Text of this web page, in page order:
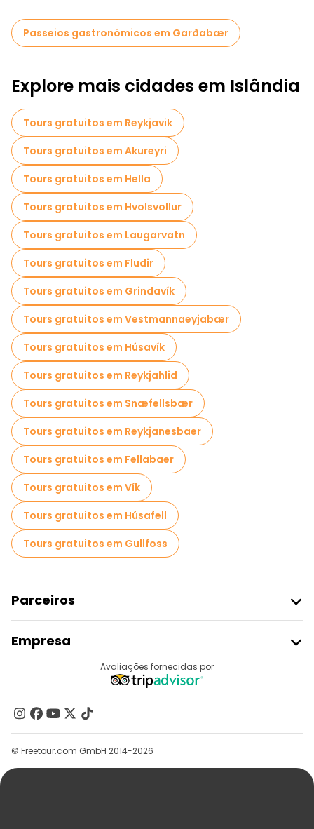
Passeios gastronômicos em Garðabær
Explore mais cidades em Islândia
Tours gratuitos em Reykjavik
Tours gratuitos em Akureyri
Tours gratuitos em Hella
Tours gratuitos em Hvolsvollur
Tours gratuitos em Laugarvatn
Tours gratuitos em Fludir
Tours gratuitos em Grindavík
Tours gratuitos em Vestmannaeyjabær
Tours gratuitos em Húsavík
Tours gratuitos em Reykjahlid
Tours gratuitos em Snæfellsbær
Tours gratuitos em Reykjanesbaer
Tours gratuitos em Fellabaer
Tours gratuitos em Vík
Tours gratuitos em Húsafell
Tours gratuitos em Gullfoss
Parceiros
Registo Do Fornecedor
Programa De Afiliados
Empresa
Contacte-Nos
Grupos
Ajuda
Avaliações fornecidas por
© Freetour.com GmbH 2014-2026